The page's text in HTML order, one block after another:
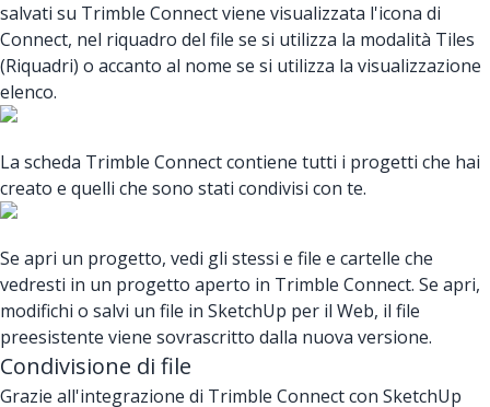
salvati su Trimble Connect viene visualizzata l'icona di
Connect, nel riquadro del file se si utilizza la modalità Tiles
(Riquadri) o accanto al nome se si utilizza la visualizzazione
elenco.
La scheda Trimble Connect contiene tutti i progetti che hai
creato e quelli che sono stati condivisi con te.
Se apri un progetto, vedi gli stessi e file e cartelle che
vedresti in un progetto aperto in Trimble Connect. Se apri,
modifichi o salvi un file in SketchUp per il Web, il file
preesistente viene sovrascritto dalla nuova versione.
Condivisione di file
Grazie all'integrazione di Trimble Connect con SketchUp